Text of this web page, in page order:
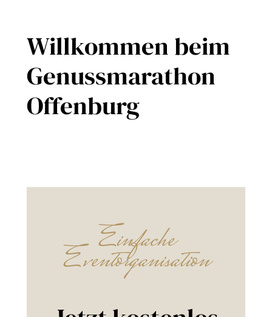
Willkommen beim
Genussmarathon
Offenburg
Einfache
Eventorganisation